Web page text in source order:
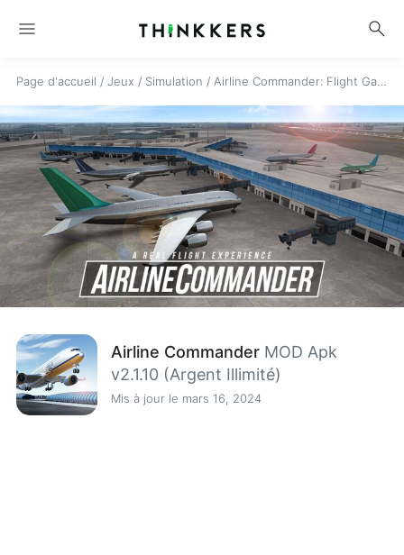
menu search
Page d'accueil / Jeux / Simulation / Airline Commander: Flight Game
Airline CommanderMOD Apk
v2.1.10 (Argent Illimité)
Mis à jour le mars 16, 2024